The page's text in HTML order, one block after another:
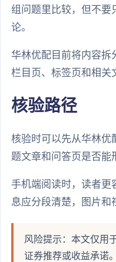
组问题里比较，但不要
论。
华林优配目前将内容拆
栏目页、标签页和相关
核验路径
核验时可以先从华林优
题文章和问答页是否能
手机端阅读时，读者更
息应分段清楚，图片和
风险提示：本文仅用
证券推荐或收益承诺。